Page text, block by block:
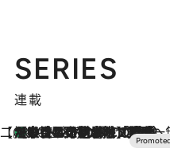
SERIES
連載
【CREA×星野リゾート】唯一無二。癒しと発見が待つ場所へ
2026.8.7
【トンボの足水浴】ヒノキの香りに包まれて涼感マックス！約13℃の湧水かけ流しを避暑地「星野温泉 トンボの湯」で体験